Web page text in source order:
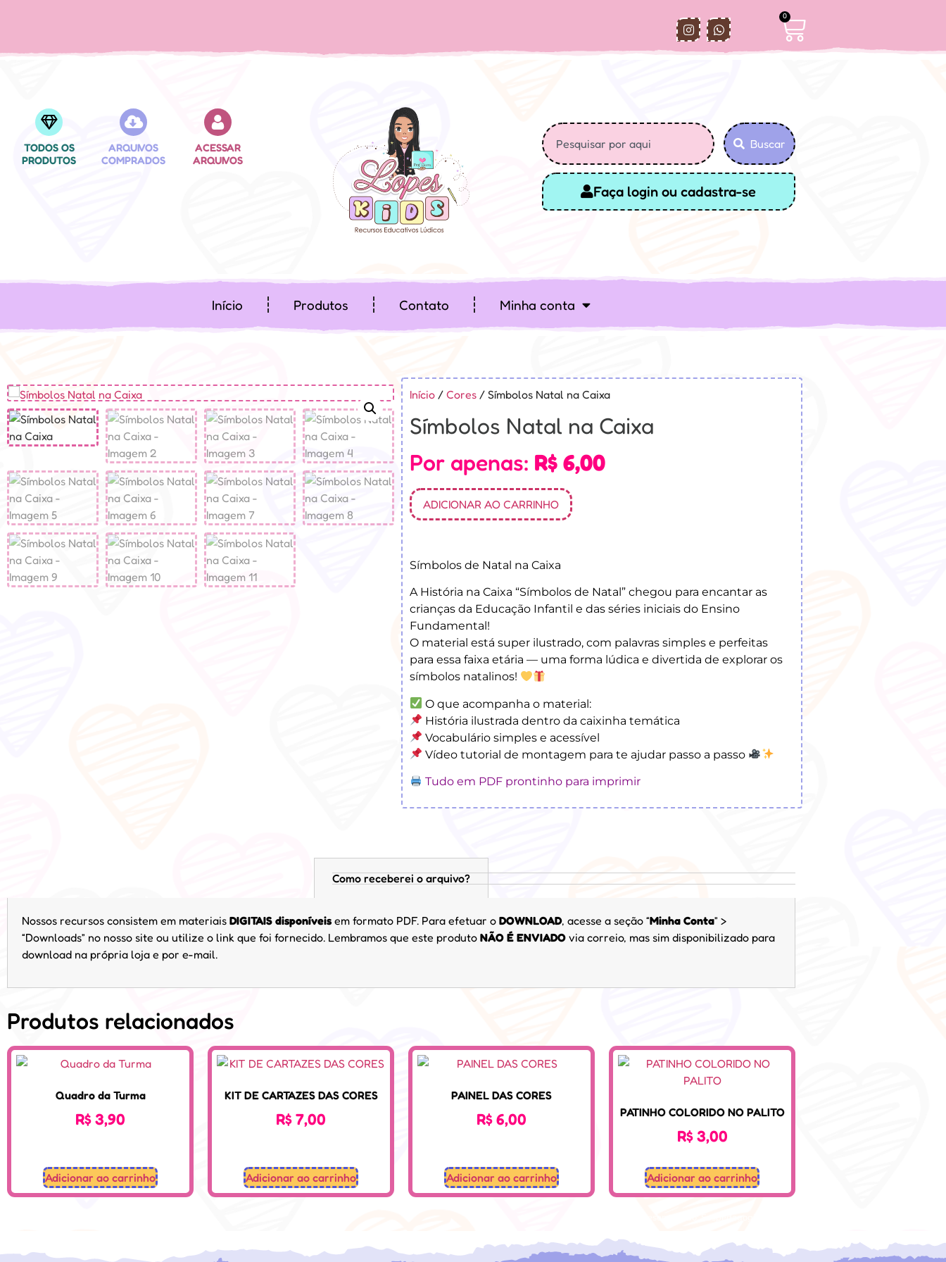
0
TODOS OS
PRODUTOS
ARQUIVOS
COMPRADOS
ACESSAR
ARQUIVOS
Buscar
Faça login ou cadastra-se
Início Produtos Contato Minha conta
Início / Cores / Símbolos Natal na Caixa
Símbolos Natal na Caixa
Por apenas: R$ 6,00
ADICIONAR AO CARRINHO
Símbolos de Natal na Caixa
A História na Caixa “Símbolos de Natal” chegou para encantar as
crianças da Educação Infantil e das séries iniciais do Ensino
Fundamental!
O material está super ilustrado, com palavras simples e perfeitas
para essa faixa etária — uma forma lúdica e divertida de explorar os
símbolos natalinos!
O que acompanha o material:
História ilustrada dentro da caixinha temática
Vocabulário simples e acessível
Vídeo tutorial de montagem para te ajudar passo a passo
Tudo em PDF prontinho para imprimir
Como receberei o arquivo?
Nossos recursos consistem em materiais DIGITAIS disponíveis em formato PDF. Para efetuar o DOWNLOAD, acesse a seção “Minha Conta” >
“Downloads” no nosso site ou utilize o link que foi fornecido. Lembramos que este produto NÃO É ENVIADO via correio, mas sim disponibilizado para
download na própria loja e por e-mail.
Produtos relacionados
Quadro da Turma
R$3,90
Adicionar ao carrinho
KIT DE CARTAZES DAS CORES
R$7,00
Adicionar ao carrinho
PAINEL DAS CORES
R$6,00
Adicionar ao carrinho
PATINHO COLORIDO NO PALITO
R$3,00
Adicionar ao carrinho